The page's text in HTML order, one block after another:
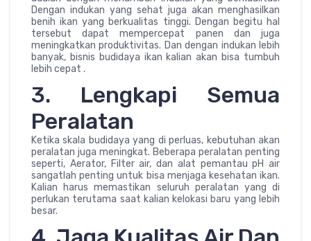
Dengan indukan yang sehat juga akan menghasilkan
benih ikan yang berkualitas tinggi. Dengan begitu hal
tersebut dapat mempercepat panen dan juga
meningkatkan produktivitas. Dan dengan indukan lebih
banyak, bisnis budidaya ikan kalian akan bisa tumbuh
lebih cepat .
3. Lengkapi Semua
Peralatan
Ketika skala budidaya yang di perluas, kebutuhan akan
peralatan juga meningkat. Beberapa peralatan penting
seperti, Aerator, Filter air, dan alat pemantau pH air
sangatlah penting untuk bisa menjaga kesehatan ikan.
Kalian harus memastikan seluruh peralatan yang di
perlukan terutama saat kalian kelokasi baru yang lebih
besar.